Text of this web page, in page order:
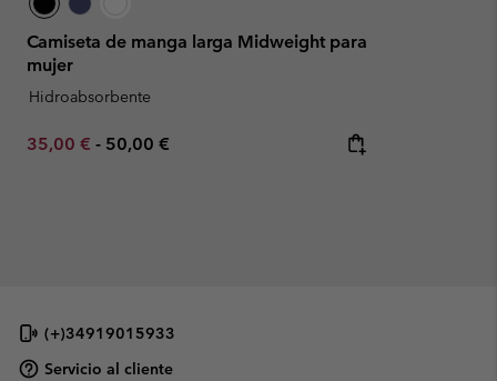
Camiseta de manga larga Midweight para
mujer
Hidroabsorbente
Minimum sale price:
35,00 € - Maximum price:
50,00 €
(+)34919015933
Servicio al cliente